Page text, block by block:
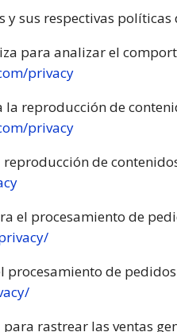
y sus respectivas
para analizar el
privacy
reproducción de
privacy
de
el procesamiento de
procesamiento de
rastrear las ventas